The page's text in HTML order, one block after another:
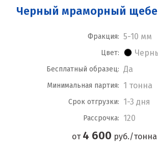
Черный мраморный
Фракция: 5-10 мм
Цвет:
Бесплатный образец: Да
Минимальная партия: 1 тонна
Срок отгрузки: 1-3 дня
Рассрочка: 120
от 4 600 руб./тонна